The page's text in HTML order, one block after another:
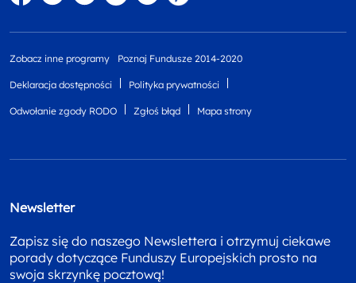
Zobacz inne programy Poznaj Fundusze 2014-2020
Deklaracja dostępności Polityka prywatności
Odwołanie zgody RODO Zgłoś błąd Mapa strony
Newsletter
Zapisz się do naszego Newslettera i otrzymuj ciekawe
porady dotyczące Funduszy Europejskich prosto na
swoja skrzynkę pocztową!